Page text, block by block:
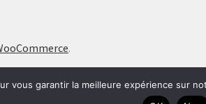
.
vous garantir la meilleure expérience sur